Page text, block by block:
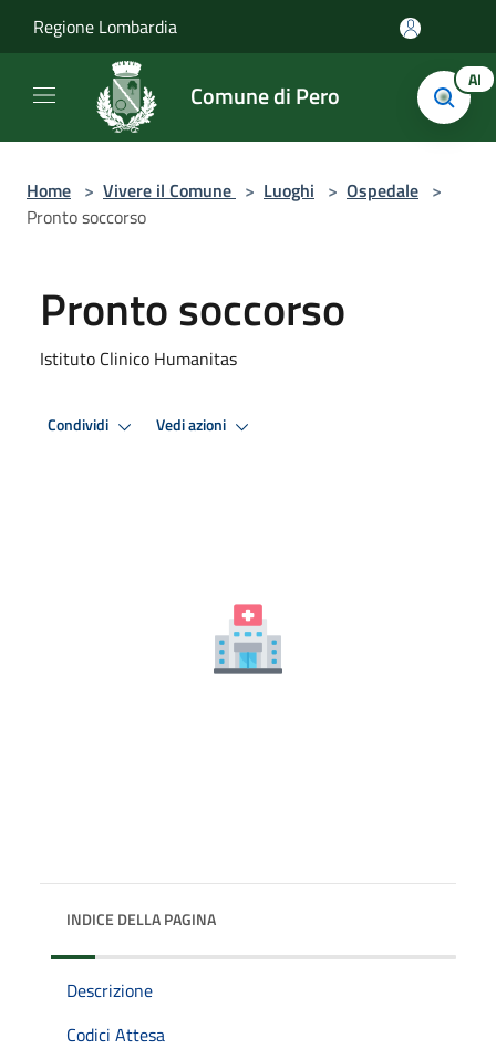
Regione Lombardia
Comune di Pero AI
Home > Vivere il Comune > Luoghi > Ospedale >
Pronto soccorso
Pronto soccorso
Istituto Clinico Humanitas
Condividi Vedi azioni
INDICE DELLA PAGINA
Descrizione
Codici Attesa